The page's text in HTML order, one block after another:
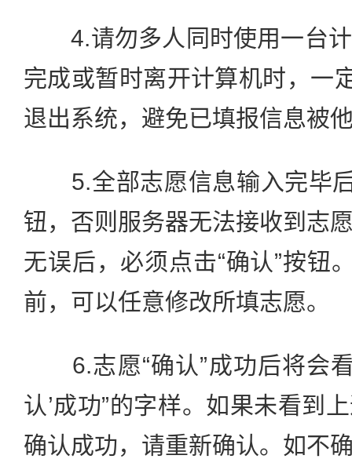
4.请勿多人同时使用一台计
完成或暂时离开计算机时，一
退出系统，避免已填报信息被
5.全部志愿信息输入完毕后
钮，否则服务器无法接收到志
无误后，必须点击“确认”按钮
前，可以任意修改所填志愿。
6.志愿“确认”成功后将会看
认’成功”的字样。如果未看到
确认成功，请重新确认。如不